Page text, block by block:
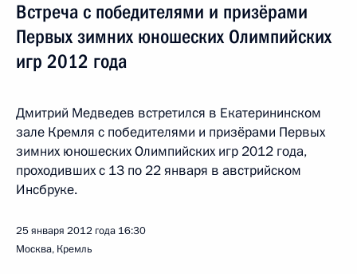
Встреча с победителями и призёрами
Первых зимних юношеских Олимпийских
игр 2012 года
Дмитрий Медведев встретился в Екатерининском
зале Кремля с победителями и призёрами Первых
зимних юношеских Олимпийских игр 2012 года,
проходивших с 13 по 22 января в австрийском
Инсбруке.
25 января 2012 года 16:30
Москва, Кремль